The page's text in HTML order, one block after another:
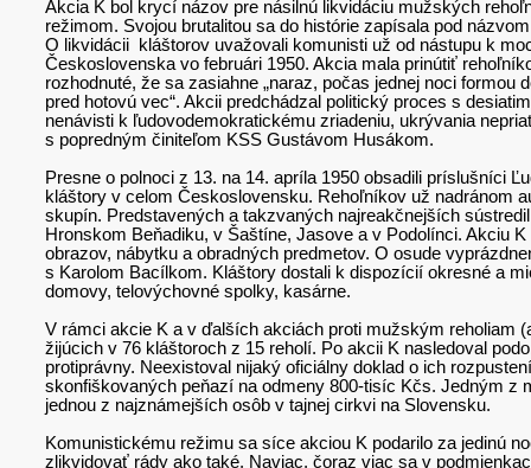
Akcia K bol krycí názov pre násilnú likvidáciu mužských
režimom. Svojou brutalitou sa do histórie zapísala pod
O likvidácii kláštorov uvažovali komunisti už od nástupu k
Československa vo februári 1950. Akcia mala prinútiť
rozhodnuté, že sa zasiahne „naraz, počas jednej noci
pred hotovú vec“. Akcii predchádzal politický proces s
nenávisti k ľudovodemokratickému zriadeniu, ukrývania
s popredným činiteľom KSS Gustávom Husákom.
Presne o polnoci z 13. na 14. apríla 1950 obsadili príslušníci
kláštory v celom Československu. Rehoľníkov už nadránom
skupín. Predstavených a takzvaných najreakčnejších
Hronskom Beňadiku, v Šaštíne, Jasove a v Podolínci. Akciu
obrazov, nábytku a obradných predmetov. O osude
s Karolom Bacílkom. Kláštory dostali k dispozícií okresné a
domovy, telovýchovné spolky, kasárne.
V rámci akcie K a v ďalších akciách proti mužským reholiam
žijúcich v 76 kláštoroch z 15 reholí. Po akcii K nasledoval
protiprávny. Neexistoval nijaký oficiálny doklad o ich
skonfiškovaných peňazí na odmeny 800-tisíc Kčs. Jedným z
jednou z najznámejších osôb v tajnej cirkvi na Slovensku.
Komunistickému režimu sa síce akciou K podarilo za jedinú
zlikvidovať rády ako také. Naviac, čoraz viac sa v